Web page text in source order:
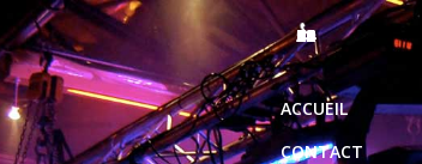
09 51 99 93 62 / 06 69 10 44 21
ACCUEIL
CONTACT